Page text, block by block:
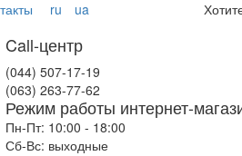
ru ua
Call-центр
(044) 507-17-19
(063) 263-77-62
Режим работы интернет-
Пн-Пт: 10:00 - 18:00
Сб-Вс: выходные